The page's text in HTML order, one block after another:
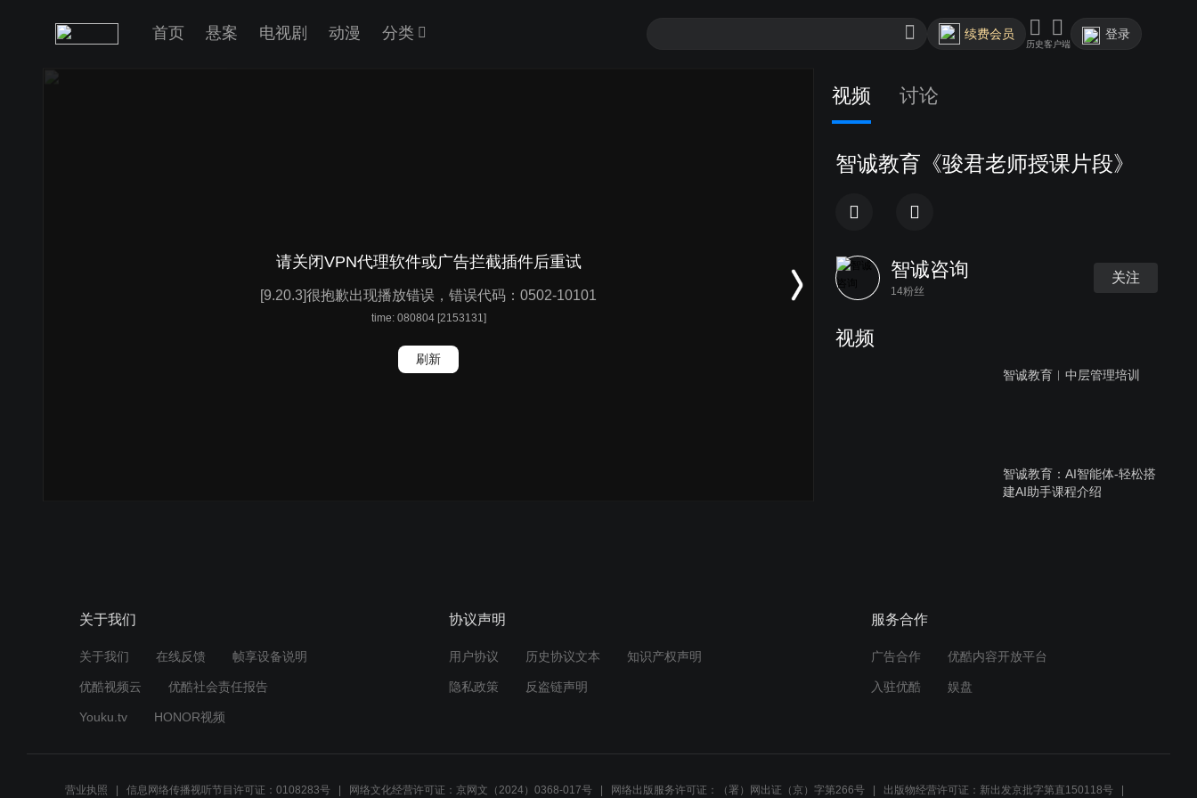
首页 悬案 电视剧 动漫 分类 续费会员
历史客户端
登录
请关闭VPN代理软件或广告拦截插件后重试
[9.20.3]很抱歉出现播放错误，错误代码：0502-10101
time: 080804 [2153131]
刷新
视频 讨论
智诚教育《骏君老师授课片段》
智诚咨询
14粉丝
关注
视频
智诚教育︱中层管理培训
智诚教育：AI智能体-轻松搭
建AI助手课程介绍
教育
关于我们
关于我们 在线反馈 帧享设备说明
优酷视频云 优酷社会责任报告
Youku.tv HONOR视频
协议声明
用户协议 历史协议文本 知识产权声明
隐私政策 反盗链声明
服务合作
广告合作 优酷内容开放平台
入驻优酷 娱盘
营业执照 信息网络传播视听节目许可证：0108283号 网络文化经营许可证：京网文（2024）0368-017号 网络出版服务许可证：（署）网出证（京）字第266号 出版物经营许可证：新出发京批字第直150118号